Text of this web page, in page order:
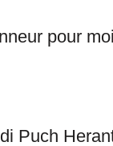
pour
Puch